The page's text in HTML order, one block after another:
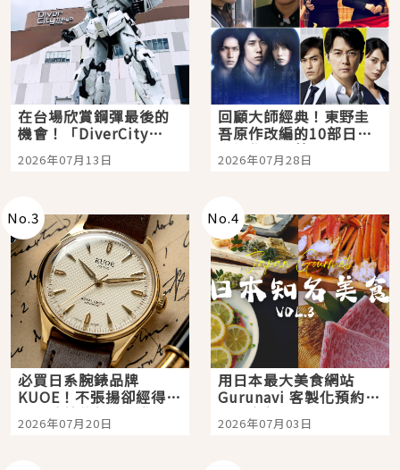
在台場欣賞鋼彈最後的
機會！「DiverCity
Tokyo Plaza」搭船、
購物、美食及夜景，一
2026年07月13日
回顧大師經典！東野圭
吾原作改編的10部日本
影視作品推薦
2026年07月28日
No.3
必買日系腕錶品牌
KUOE！不張揚卻經得起
時間洗鍊的經典之作五
選
2026年07月20日
No.4
用日本最大美食網站
Gurunavi 客製化預約九
大都市餐廳，打造專屬
美食體驗！
2026年07月03日